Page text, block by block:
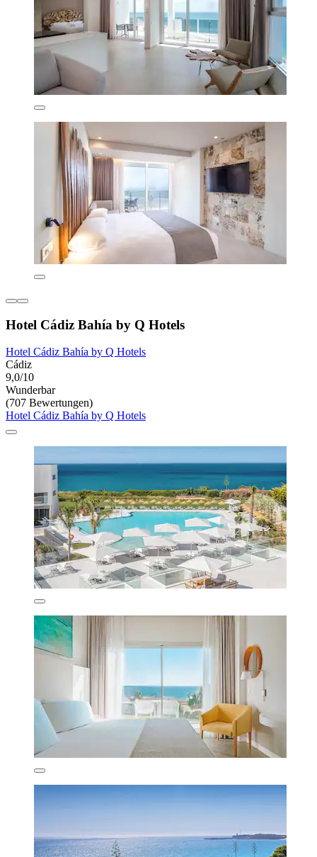
Hotel Cádiz Bahía by Q Hotels
Hotel Cádiz Bahía by Q Hotels
Cádiz
9,0/10
Wunderbar
(707 Bewertungen)
Hotel Cádiz Bahía by Q Hotels